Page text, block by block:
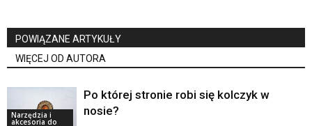
POWIĄZANE ARTYKUŁY
WIĘCEJ OD AUTORA
Narzędzia i
akcesoria do
Po której stronie robi się kolczyk w
nosie?